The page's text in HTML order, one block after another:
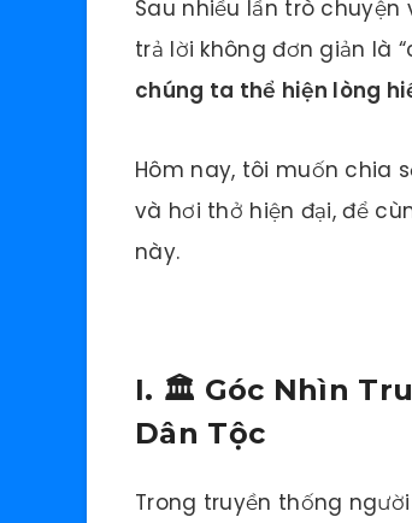
Sau nhiều lần trò
trả lời không đơn giản là
chúng ta thể hiện lòng
Hôm nay, tôi muốn chia
và hơi thở hiện đại, để
này.
I. 🏛️ Góc Nhìn
Dân Tộc
Trong truyền thống